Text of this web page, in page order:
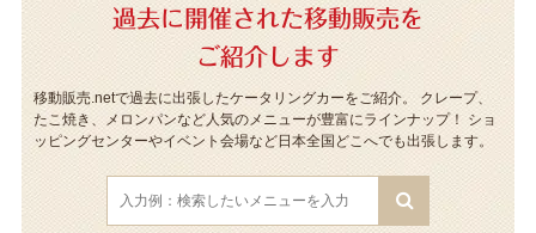
過去に開催された移動販売を
ご紹介します
移動販売.netで過去に出張したケータリングカーをご紹介。
クレープ、
たこ焼き、メロンパンなど人気のメニューが豊富にラインナップ！ ショ
ッピングセンターやイベント会場など日本全国どこへでも出張します。